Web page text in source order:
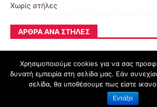
Χωρίς στήλες
ΆΡΘΡΑ ΑΝΆ ΣΤΉΛΕΣ
schoolpress.sch.gr
Όροι Χρήσης schoolpress.sch.gr|Δήλωση
Χρησιμοποιούμε cookies για να σας
δυνατή εμπειρία στη σελίδα μας. Εάν
σελίδα, θα υποθέσουμε πως είστε
Εντάξει